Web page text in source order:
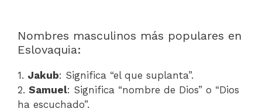
Nombres masculinos más populares en
Eslovaquia:
1. Jakub: Significa “el que suplanta”.
2. Samuel: Significa “nombre de Dios” o “Dios
ha escuchado”.